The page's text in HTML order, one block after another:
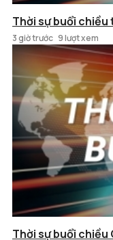
Thời sự buổi
3 giờ trước 9 lượt xem
Thời sự buổi